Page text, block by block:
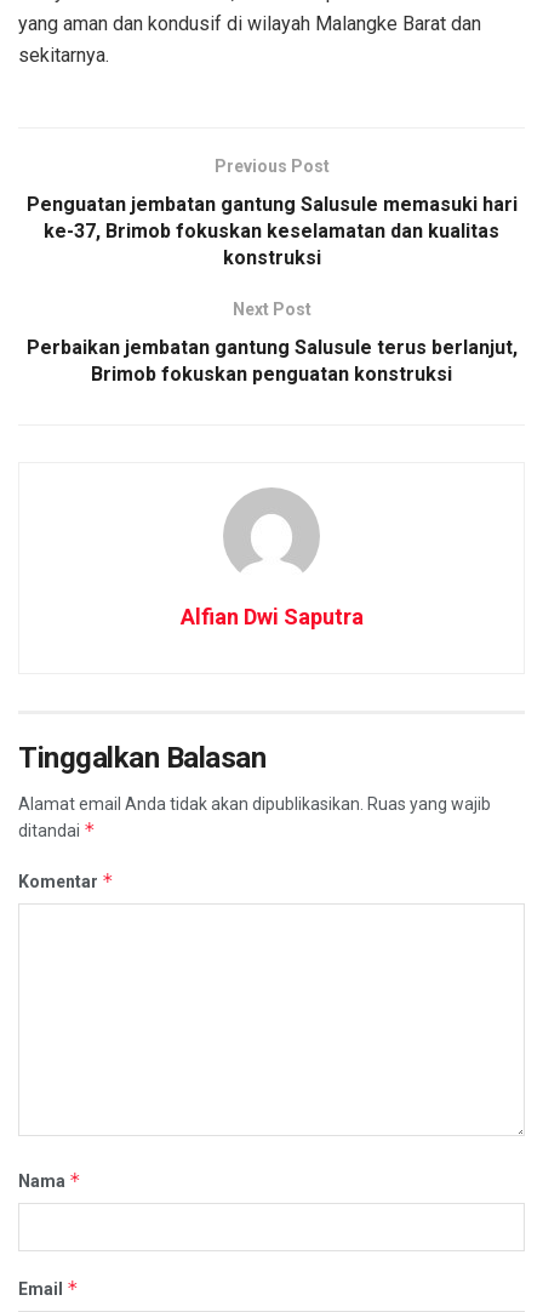
yang aman dan kondusif di wilayah Malangke Barat dan
sekitarnya.
Previous Post
Penguatan jembatan gantung Salusule memasuki hari
ke-37, Brimob fokuskan keselamatan dan kualitas
konstruksi
Next Post
Perbaikan jembatan gantung Salusule terus berlanjut,
Brimob fokuskan penguatan konstruksi
Alfian Dwi Saputra
Tinggalkan Balasan
Alamat email Anda tidak akan dipublikasikan. Ruas yang wajib
ditandai *
Komentar *
Nama *
Email *